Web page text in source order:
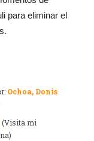
para eliminar el
Ochoa, Donis
(Visita mi